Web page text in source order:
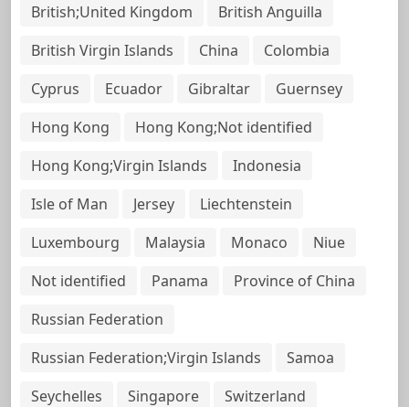
British;United Kingdom
British Anguilla
British Virgin Islands
China
Colombia
Cyprus
Ecuador Gibraltar
Guernsey
Hong Kong
Hong Kong;Not identified
Hong Kong;Virgin Islands
Indonesia
Isle of Man
Jersey
Liechtenstein
Luxembourg
Malaysia Monaco
Niue
Not identified
Panama
Province of China
Russian Federation
Russian Federation;Virgin Islands
Samoa
Seychelles
Singapore
Switzerland